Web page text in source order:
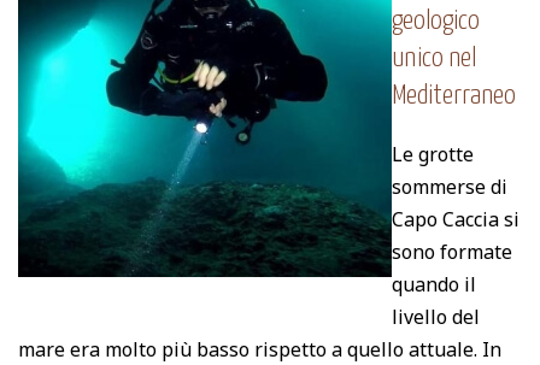
geologico
unico nel
Mediterraneo
Le grotte
sommerse di
Capo Caccia si
sono formate
quando il
livello del
mare era molto più basso rispetto a quello attuale. In